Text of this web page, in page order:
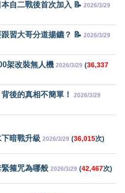
自二戰後首次加入 📝 2026/3/29
習大哥分道揚鑣？ 📝 2026/3/29
架改裝無人機 2026/3/29 (36,337
後的真相不簡單！ 2026/3/29
暗戰升級 2026/3/29 (36,015次)
箍咒為哪般 2026/3/29 (42,467次)